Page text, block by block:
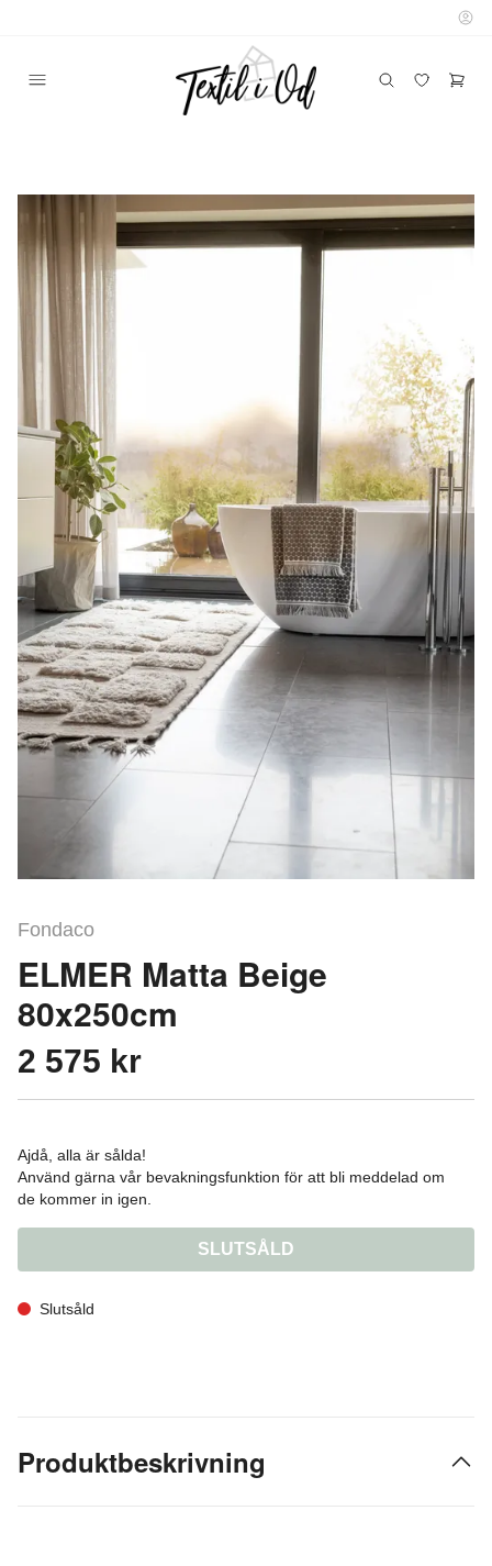
Fondaco
ELMER Matta Beige
80x250cm
2 575 kr
Ajdå, alla är sålda!
Använd gärna vår bevakningsfunktion för att bli meddelad om
de kommer in igen.
SLUTSÅLD
Slutsåld
Produktbeskrivning